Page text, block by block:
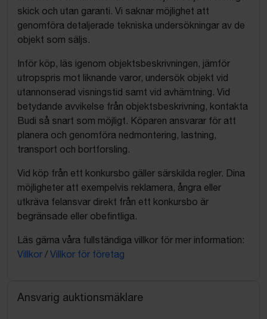
skick och utan garanti. Vi saknar möjlighet att
genomföra detaljerade tekniska undersökningar av de
objekt som säljs.
Inför köp, läs igenom objektsbeskrivningen, jämför
utropspris mot liknande varor, undersök objekt vid
utannonserad visningstid samt vid avhämtning. Vid
betydande avvikelse från objektsbeskrivning, kontakta
Budi så snart som möjligt. Köparen ansvarar för att
planera och genomföra nedmontering, lastning,
transport och bortforsling.
Vid köp från ett konkursbo gäller särskilda regler. Dina
möjligheter att exempelvis reklamera, ångra eller
utkräva felansvar direkt från ett konkursbo är
begränsade eller obefintliga.
Läs gärna våra fullständiga villkor för mer information:
Villkor / Villkor för företag
Ansvarig auktionsmäklare